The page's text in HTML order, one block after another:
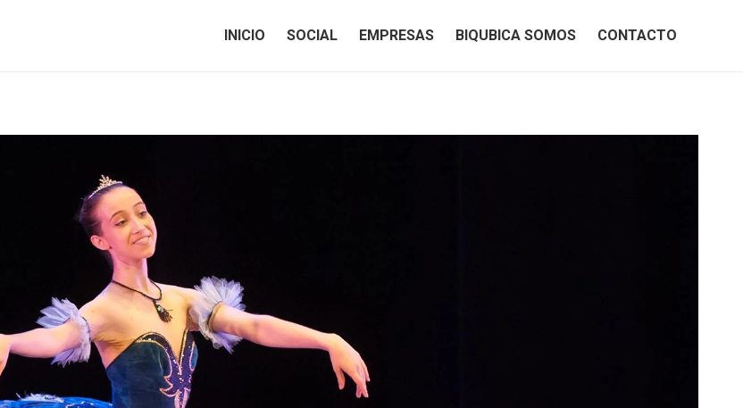
INICIO SOCIAL EMPRESAS BIQUBICA SOMOS CONTACTO
INICIO SOCIAL EMPRESAS BIQUBICA SOMOS CONTACTO